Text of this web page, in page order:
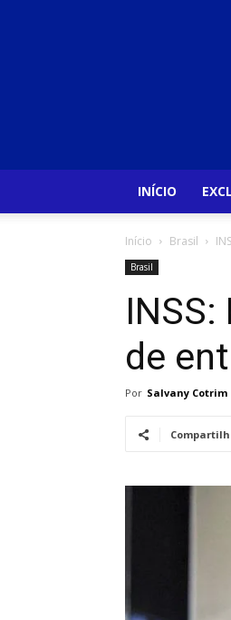
INÍCIO
Início Brasil
Brasil
de
Por Salvany Cotrim